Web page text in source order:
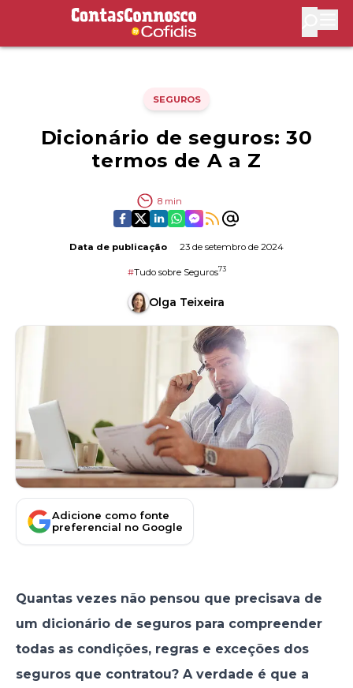
Contas Connosco by Cofidis
SEGUROS
Dicionário de seguros: 30
termos de A a Z
8 min
Data de publicação 23 de setembro de 2024
#Tudo sobre Seguros73
Olga Teixeira
Adicione como fonte
preferencial no Google
Quantas vezes não pensou que precisava de
um dicionário de seguros para compreender
todas as condições, regras e exceções dos
seguros que contratou? A verdade é que a